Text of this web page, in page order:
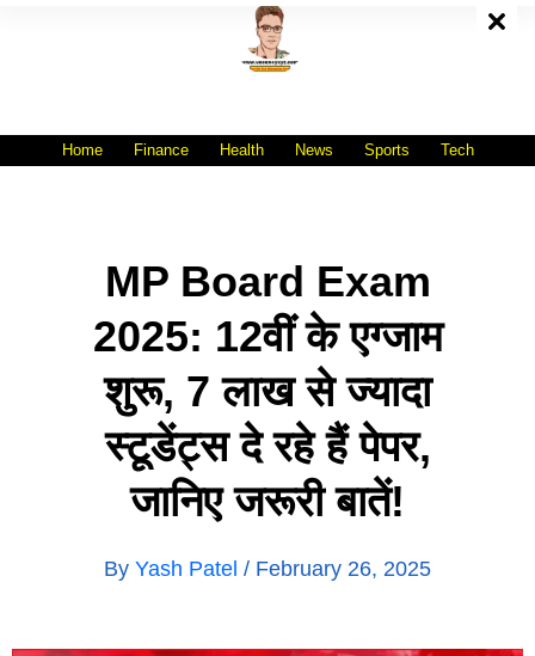
Home Finance Health News Sports Tech
MP Board Exam
2025: 12वीं के एग्जाम
शुरू, 7 लाख से ज्यादा
स्टूडेंट्स दे रहे हैं पेपर,
जानिए जरूरी बातें!
By Yash Patel / February 26, 2025